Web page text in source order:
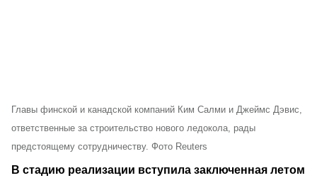
Главы финской и канадской компаний Ким Салми и Джеймс Дэвис,
ответственные за строительство нового ледокола, рады
предстоящему сотрудничеству. Фото Reuters
В стадию реализации вступила заключенная летом